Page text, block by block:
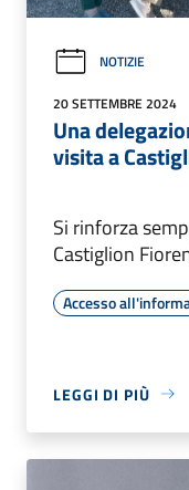
NOTIZIE
20 SETTEMBRE 2024
Una
visita a
Si rinforza
Castiglion
Accesso
LEGGI DI PIÙ